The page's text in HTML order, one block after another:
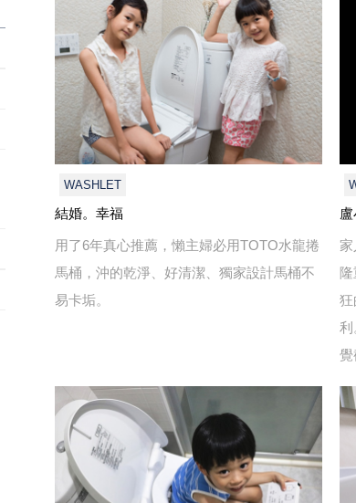
WASHLET
結婚。幸福
用了6年真心推薦，懶主婦必用TOTO水龍捲
馬桶，沖的乾淨、好清潔、獨家設計馬桶不
易卡垢。
狂
利
覺